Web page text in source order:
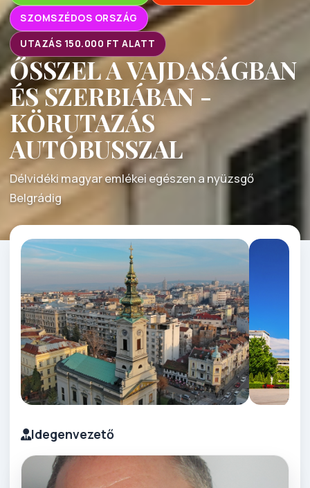
SZOMSZÉDOS ORSZÁG
UTAZÁS 150.000 FT ALATT
ŐSSZEL A VAJDASÁGBAN
ÉS SZERBIÁBAN -
KÖRUTAZÁS
AUTÓBUSSZAL
Délvidéki magyar emlékei egészen a nyüzsgő
Belgrádig
Idegenvezető